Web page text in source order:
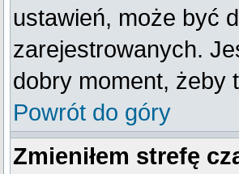
ustawień, może być
zarejestrowanych.
dobry moment, żeby
Powrót do góry
Zmieniłem strefę